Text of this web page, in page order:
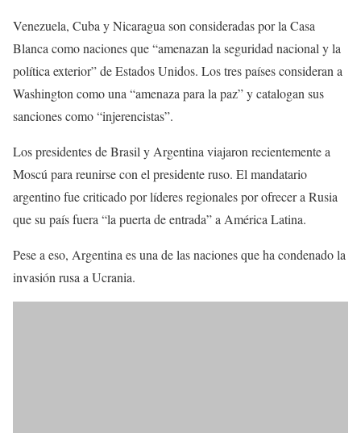
Venezuela, Cuba y Nicaragua son consideradas por la Casa
Blanca como naciones que “amenazan la seguridad nacional y la
política exterior” de Estados Unidos. Los tres países consideran a
Washington como una “amenaza para la paz” y catalogan sus
sanciones como “injerencistas”.
Los presidentes de Brasil y Argentina viajaron recientemente a
Moscú para reunirse con el presidente ruso. El mandatario
argentino fue criticado por líderes regionales por ofrecer a Rusia
que su país fuera “la puerta de entrada” a América Latina.
Pese a eso, Argentina es una de las naciones que ha condenado la
invasión rusa a Ucrania.